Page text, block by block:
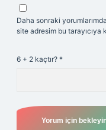
Daha sonraki
site adresim bu tarayıcıya
6 + 2 kaçtır? *